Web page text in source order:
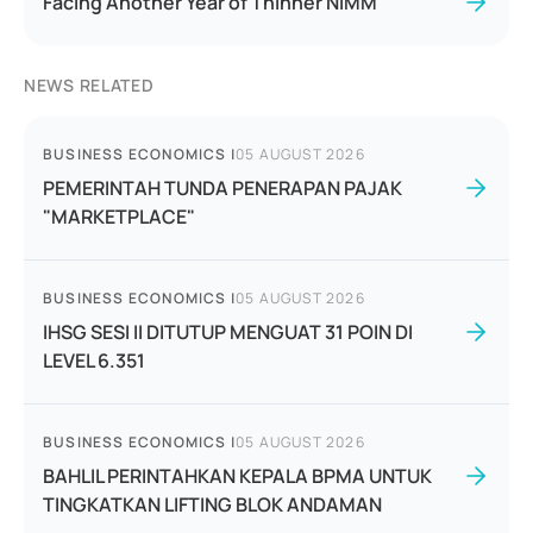
NEWS RELATED
BUSINESS ECONOMICS |05 AUGUST 2026
PEMERINTAH TUNDA PENERAPAN PAJAK
"MARKETPLACE"
BUSINESS ECONOMICS |05 AUGUST 2026
IHSG SESI II DITUTUP MENGUAT 31 POIN DI
LEVEL 6.351
BUSINESS ECONOMICS |05 AUGUST 2026
BAHLIL PERINTAHKAN KEPALA BPMA UNTUK
TINGKATKAN LIFTING BLOK ANDAMAN